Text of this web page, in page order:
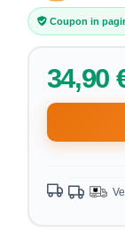
Coupon in
34,90